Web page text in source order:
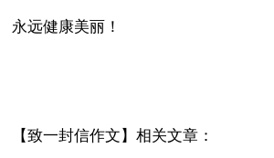
永远健康美丽！
【致一封信作文】相关文章：